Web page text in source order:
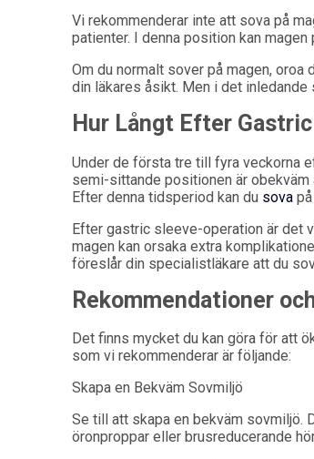
Vi rekommenderar inte att sova på
patienter. I denna position kan
Om du normalt sover på magen,
din läkares åsikt. Men i det
Hur Långt Efter
Under de första tre till fyra veckorna
semi-sittande positionen är
Efter denna tidsperiod kan du sova
Efter gastric sleeve-operation är det
magen kan orsaka extra
föreslår din specialistläkare att du
Rekommendationer
Det finns mycket du kan göra för att
som vi rekommenderar är följande:
Skapa en Bekväm Sovmiljö
Se till att skapa en bekväm sovmiljö.
öronproppar eller brusreducerande